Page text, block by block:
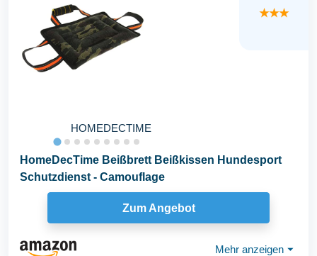
HOMEDECTIME
★★★
HomeDecTime Beißbrett Beißkissen Hundesport
Schutzdienst - Camouflage
Zum Angebot
Mehr anzeigen ⏷